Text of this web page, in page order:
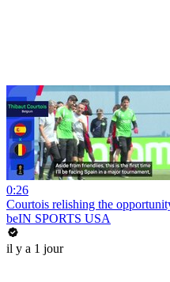
0:26
Courtois relishing the
beIN SPORTS USA
il y a 1 jour